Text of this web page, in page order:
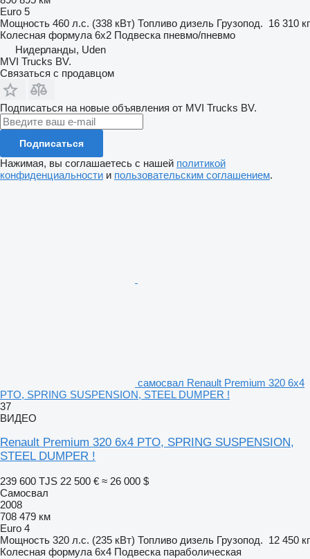
Euro 5
Мощность 460 л.с. (338 кВт) Топливо дизель Грузопод. 16 310 кг
Колесная формула 6x2 Подвеска пневмо/пневмо
Нидерланды, Uden
MVI Trucks BV.
Связаться с продавцом
Подписаться на новые объявления от MVI Trucks BV.
Подписаться
Нажимая, вы соглашаетесь с нашей политикой
конфиденциальности и пользовательским соглашением.
самосвал Renault Premium 320 6x4
PTO, SPRING SUSPENSION, STEEL DUMPER !
37
ВИДЕО
Renault Premium 320 6x4 PTO, SPRING SUSPENSION,
STEEL DUMPER !
239 600 TJS 22 500 € ≈ 26 000 $
Самосвал
2008
708 479 км
Euro 4
Мощность 320 л.с. (235 кВт) Топливо дизель Грузопод. 12 450 кг
Колесная формула 6x4 Подвеска параболическая